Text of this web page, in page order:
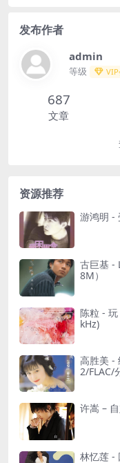
发布作者
admin
等级
687
文章
资源推荐
游鸿明 -
古巨基 -
8M）
陈粒 -
kHz)
高胜美 -
2/FLAC/
许嵩 –
林忆莲 -